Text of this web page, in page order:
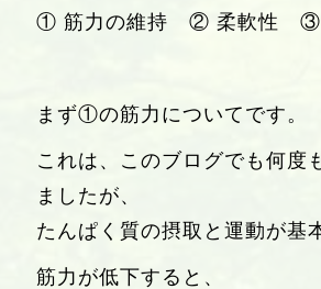
① 筋力の維持 ② 柔軟性 ③
まず①の筋力についてです。
これは、このブログでも何度
ましたが、
たんぱく質の摂取と運動が基
筋力が低下すると、